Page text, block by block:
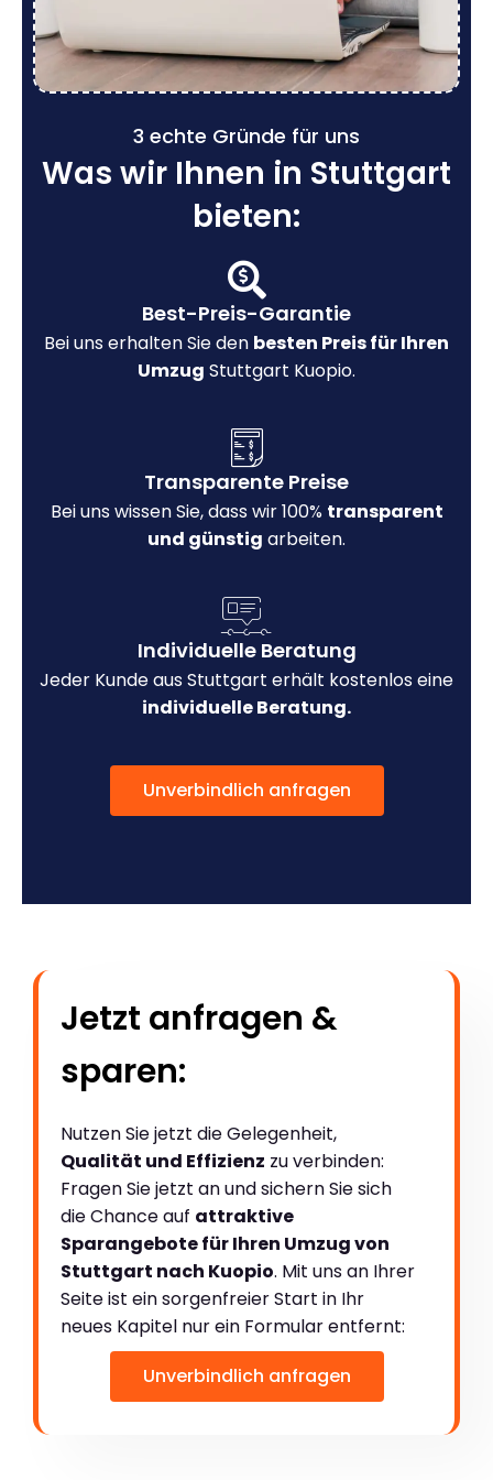
3 echte Gründe für uns
Was wir Ihnen in Stuttgart
bieten:
Best-Preis-Garantie
Bei uns erhalten Sie den besten Preis für Ihren
Umzug Stuttgart Kuopio.
Transparente Preise
Bei uns wissen Sie, dass wir 100% transparent
und günstig arbeiten.
Individuelle Beratung
Jeder Kunde aus Stuttgart erhält kostenlos eine
individuelle Beratung.
Unverbindlich anfragen
Jetzt anfragen &
sparen:
Nutzen Sie jetzt die Gelegenheit,
Qualität und Effizienz zu verbinden:
Fragen Sie jetzt an und sichern Sie sich
die Chance auf attraktive
Sparangebote für Ihren Umzug von
Stuttgart nach Kuopio. Mit uns an Ihrer
Seite ist ein sorgenfreier Start in Ihr
neues Kapitel nur ein Formular entfernt:
Unverbindlich anfragen